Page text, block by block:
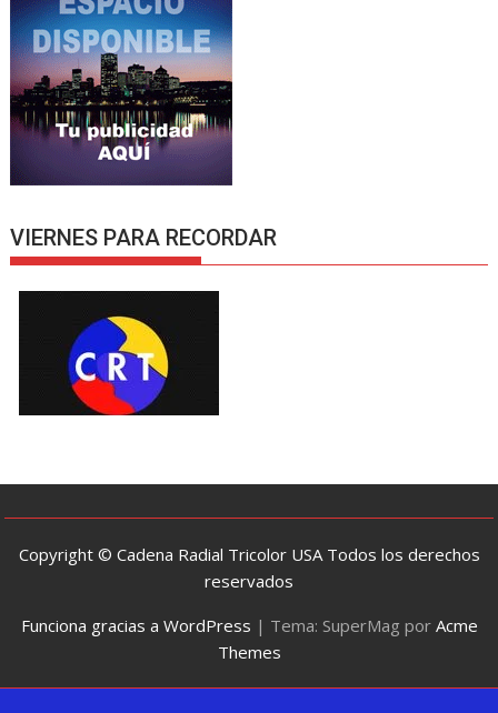
VIERNES PARA RECORDAR
Copyright © Cadena Radial Tricolor USA Todos los derechos
reservados
Funciona gracias a WordPress | Tema: SuperMag por Acme
Themes